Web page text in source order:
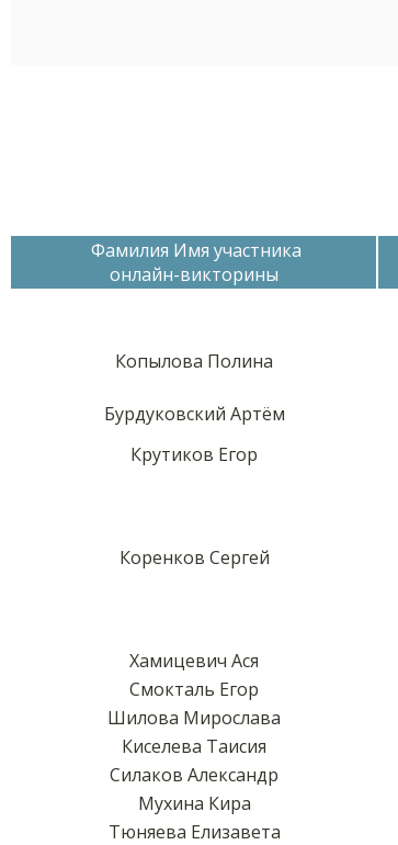
Фамилия Имя участника
онлайн-викторины
Копылова Полина
Бурдуковский Артём
Крутиков Егор
Коренков Сергей
Хамицевич Ася
Смокталь Егор
Шилова Мирослава
Киселева Таисия
Силаков Александр
Мухина Кира
Тюняева Елизавета